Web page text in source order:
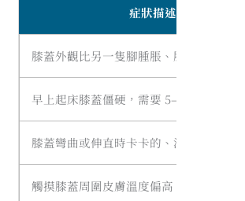
症狀描述
膝蓋外觀比另一隻腳腫脹、肥大
早上起床膝蓋僵硬，需要 5–10 分鐘才活
膝蓋彎曲或伸直時卡卡的、活動範圍受限
觸摸膝蓋周圍皮膚溫度偏高，甚至有熱感